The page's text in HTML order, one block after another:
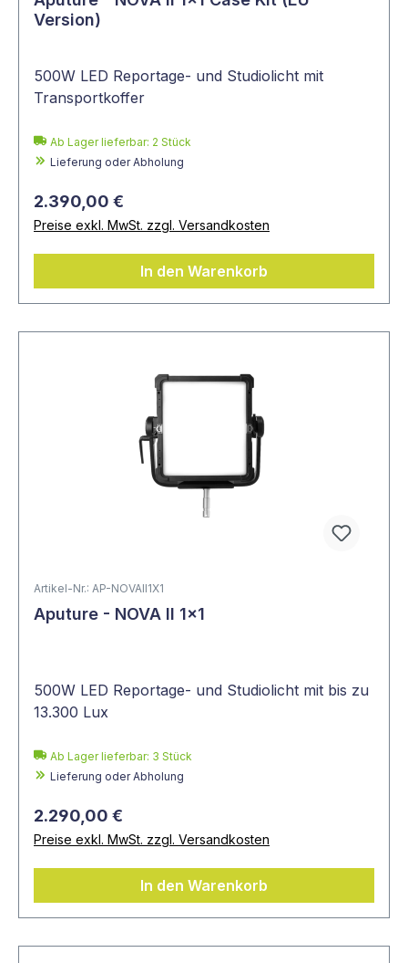
Version)
500W LED Reportage- und Studiolicht mit
Transportkoffer
Ab Lager lieferbar: 2 Stück
Lieferung oder Abholung
2.390,00 €
Preise exkl. MwSt. zzgl. Versandkosten
In den Warenkorb
Artikel-Nr.: AP-NOVAII1X1
Aputure - NOVA II 1x1
500W LED Reportage- und Studiolicht mit bis zu
13.300 Lux
Ab Lager lieferbar: 3 Stück
Lieferung oder Abholung
2.290,00 €
Preise exkl. MwSt. zzgl. Versandkosten
In den Warenkorb